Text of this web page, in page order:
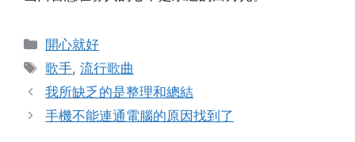
Categories
開心就好
Tags
歌手,流行歌曲
我所缺乏的是整理和總結
手機不能連通電腦的原因找到了